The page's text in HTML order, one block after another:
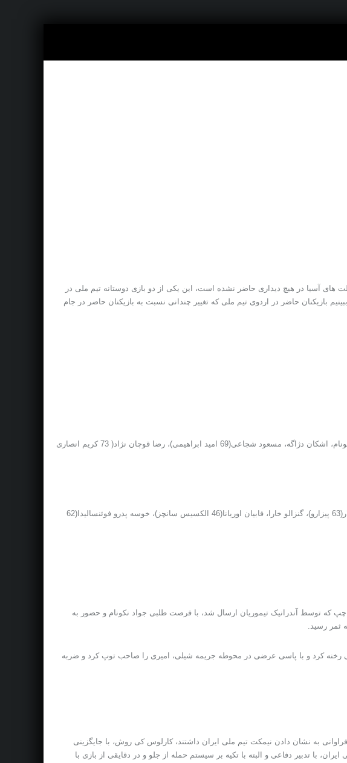
آسیا در هیچ دیداری حاضر نشده است، این یکی از دو بازی دوستانه تیم ملی در
بازیکنان حاضر در اردوی تیم ملی که تغییر چندانی نسبت به بازیکنان حاضر در جام
علیرضا حقیقی، سید جلال حسینی، پژمان منتظری، هاشم بیک زاده، وریا غفوری، وحید امیری، آندرانیک تیموریان، جواد نکونام، اشکان دژاگه، مسعود شجاعی(69 امید ابراهیمی)، رضا قوچان نژاد( 73 کریم انصاری
کلودیو براوو، انزو روکو(62 مدل)، ادواروو وارگاس، مارک گونزالز(62 گوتیرز)، خوان کرنخو، ماتیاس فرناندس، رودریگو میلار(63 پیزارو)، گنزالو خارا، فابیان اوریانا(46 الکسیس سانچز)، خوسه پدرو فوئنسالیدا(62
چپ که توسط آندرانیک تیموریان ارسال شد، با فرصت طلبی جواد نکونام و حضور به
رخنه کرد و با پاسی عرضی در محوطه جریمه شیلی، امیری را صاحب توپ کرد و ضربه
به نشان دادن نیمکت تیم ملی ایران داشتند، کارلوس کی روش، با جایگزینی
با تدبیر دفاعی و البته با تکیه بر سیستم حمله از جلو و در دقایقی از بازی با